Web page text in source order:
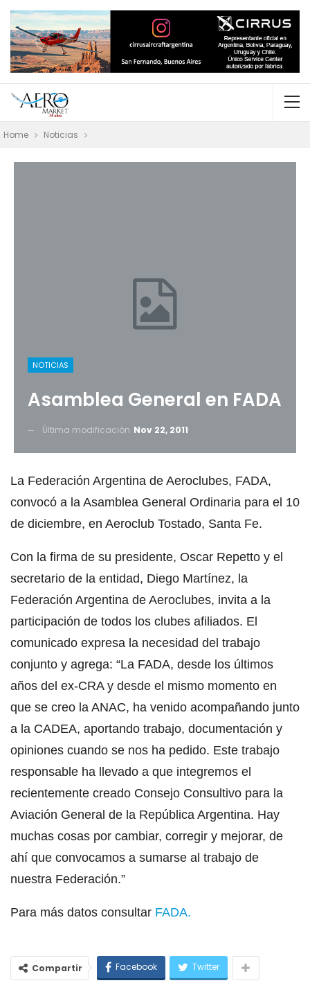
Home Noticias
NOTICIAS
Asamblea General en FADA
Última modificación Nov 22, 2011
La Federación Argentina de Aeroclubes, FADA,
convocó a la Asamblea General Ordinaria para el 10
de diciembre, en Aeroclub Tostado, Santa Fe.
Con la firma de su presidente, Oscar Repetto y el
secretario de la entidad, Diego Martínez, la
Federación Argentina de Aeroclubes, invita a la
participación de todos los clubes afiliados. El
comunicado expresa la necesidad del trabajo
conjunto y agrega: “La FADA, desde los últimos
años del ex-CRA y desde el mismo momento en
que se creo la ANAC, ha venido acompañando junto
a la CADEA, aportando trabajo, documentación y
opiniones cuando se nos ha pedido. Este trabajo
responsable ha llevado a que integremos el
recientemente creado Consejo Consultivo para la
Aviación General de la República Argentina. Hay
muchas cosas por cambiar, corregir y mejorar, de
ahí que convocamos a sumarse al trabajo de
nuestra Federación.”
Para más datos consultar FADA.
Compartir Facebook Twitter